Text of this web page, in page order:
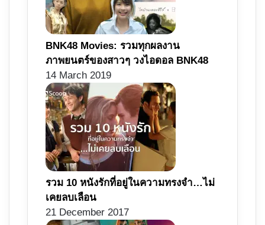
BNK48 Movies: รวมทุกผลงาน
ภาพยนตร์ของสาวๆ วงไอดอล BNK48
14 March 2019
รวม 10 หนังรักที่อยู่ในความทรงจำ…ไม่
เคยลบเลือน
21 December 2017